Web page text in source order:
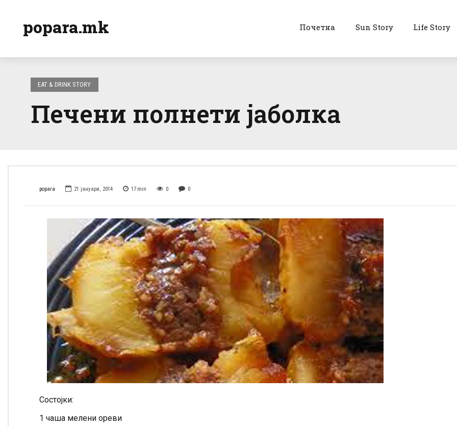
popara.mk Почетна Sun Story Life Story
EAT & DRINK STORY
Печени полнети јаболка
popara 21 јануари, 2014 17 min 0 0
Состојки:
1 чаша мелени ореви